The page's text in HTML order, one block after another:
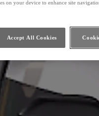
on your device to enhance site
Accept All Cookies